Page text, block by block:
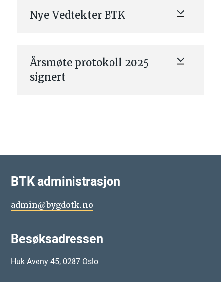
Nye Vedtekter BTK
Årsmøte protokoll 2025
signert
BTK administrasjon
admin@bygdotk.no
Besøksadressen
Huk Aveny 45, 0287 Oslo